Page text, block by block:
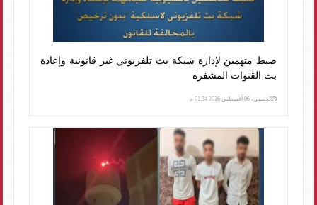
ضبط متهمين لإدارة شبكة بث تلفزيوني غير قانونية وإعادة
بث القنوات المشفرة
الخميس، 06 أغسطس 2026 01:34 م